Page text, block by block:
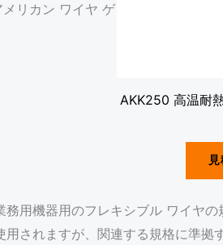
リカン ワイヤ ゲ
AKK250 高温耐
用機器用のフレキシブル ワイヤの
されますが、関連する規格に準拠